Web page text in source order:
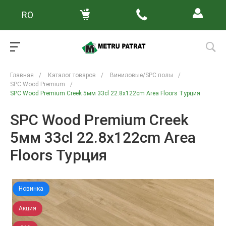
RO
Главная / Каталог товаров / Виниловые/SPC полы
/
SPC Wood Premium
/
SPC Wood Premium Creek 5мм 33cl 22.8x122cm Area Floors Турция
SPC Wood Premium Creek
5мм 33cl 22.8x122cm Area
Floors Турция
Новинка
Акция